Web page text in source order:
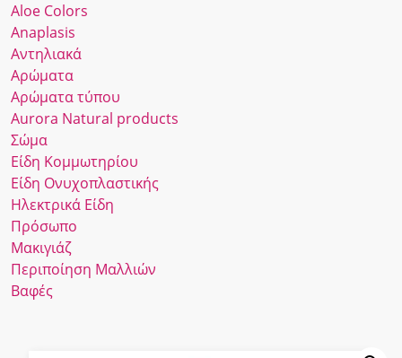
Αloe Colors
Anaplasis
Αντηλιακά
Αρώματα
Αρώματα τύπου
Αurora Νatural products
Σώμα
Είδη Κομμωτηρίου
Είδη Ονυχοπλαστικής
Ηλεκτρικά Είδη
Πρόσωπο
Μακιγιάζ
Περιποίηση Μαλλιών
Βαφές